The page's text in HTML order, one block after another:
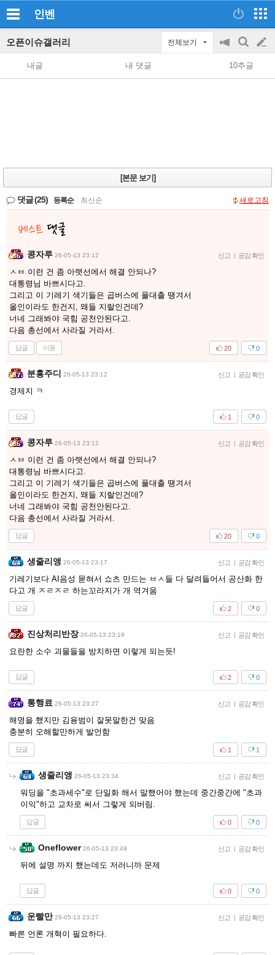
인벤
오픈이슈갤러리 전체보기
공
지
on/off
검
색
글
쓰
내글 내 댓글 10추글
[본문 보기]
댓글(25) 등록순 최신순 새로고침
콩자루 26-05-13 23:12 신고 | 공감 확인
ㅅㅂ 이런 건 좀 아랫선에서 해결 안되나?
대통령님 바쁘시다고.
그리고 이 기레기 색기들은 곱버스에 풀대출 땡겨서
올인이라도 한건지, 왜들 지랄인건데?
너네 그래봐야 국힘 공천안된다고.
다음 총선에서 사라질 거라서.
답글 이동 0
20
분홍주디 26-05-13 23:12 신고 | 공감 확인
경제지 ㅋ
답글 0
1
콩자루 26-05-13 23:12 신고 | 공감 확인
ㅅㅂ 이런 건 좀 아랫선에서 해결 안되나?
대통령님 바쁘시다고.
그리고 이 기레기 색기들은 곱버스에 풀대출 땡겨서
올인이라도 한건지, 왜들 지랄인건데?
너네 그래봐야 국힘 공천안된다고.
다음 총선에서 사라질 거라서.
답글 0
20
생줄리앵 26-05-13 23:17 신고 | 공감 확인
기레기보다 AI음성 묻혀서 쇼츠 만드는 ㅂㅅ들 다 달려들어서 공산화 한
다고 개 ㅈㄹㅈㄹ 하는꼬라지가 개 역겨움
답글 0
2
진상처리반장 26-05-13 23:19 신고 | 공감 확인
요란한 소수 괴물들을 방치하면 이렇게 되는듯!
답글 0
2
통행료 26-05-13 23:27 신고 | 공감 확인
해명을 했지만 김용범이 잘못말한건 맞음
충분히 오해할만하게 발언함
답글 1
1
생줄리앵 26-05-13 23:34 신고 | 공감 확인
워딩을 "초과세수"로 단일화 해서 말했어야 했는데 중간중간에 "초과
이익"하고 교차로 써서 그렇게 되버림.
답글 0
0
Oneflower 26-05-13 23:49 신고 | 공감 확인
뒤에 설명 까지 했는데도 저러니까 문제
답글 0
0
운빨만 26-05-13 23:27 신고 | 공감 확인
빠른 언론 개혁이 필요하다.